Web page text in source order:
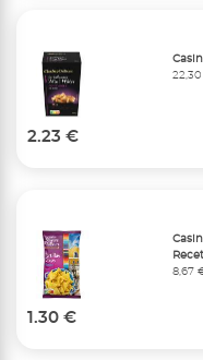
2.23 €
8,67
1.30 €